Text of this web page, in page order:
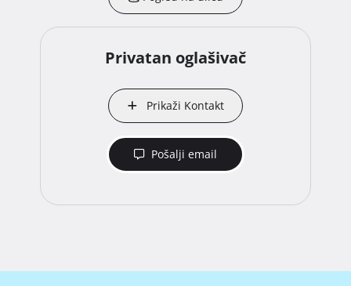
Privatan oglašivač
Prikaži Kontakt
Pošalji email